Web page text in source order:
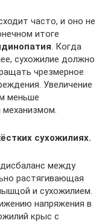
часто, и оно не
итоге
. Когда
сухожилие должно
чрезмерное
Увеличение
меньше
сухожилиях.
между
растягивающая
и сухожилием.
напряжения в
крыс с